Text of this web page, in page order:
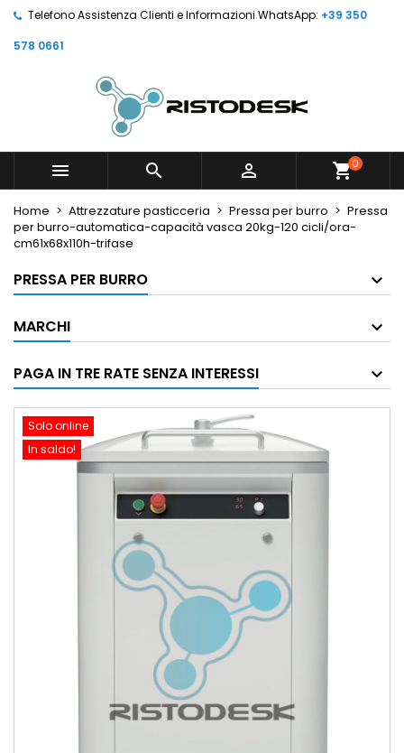
Telefono Assistenza Clienti e Informazioni WhatsApp: +39 350
578 0661
   shopping_cart0
Home Attrezzature pasticceria Pressa per burro
Pressa
per burro-automatica-capacità vasca 20kg-120 cicli/ora-
cm61x68x110h-trifase
PRESSA PER BURRO
MARCHI
PAGA IN TRE RATE SENZA INTERESSI
Solo online
In saldo!